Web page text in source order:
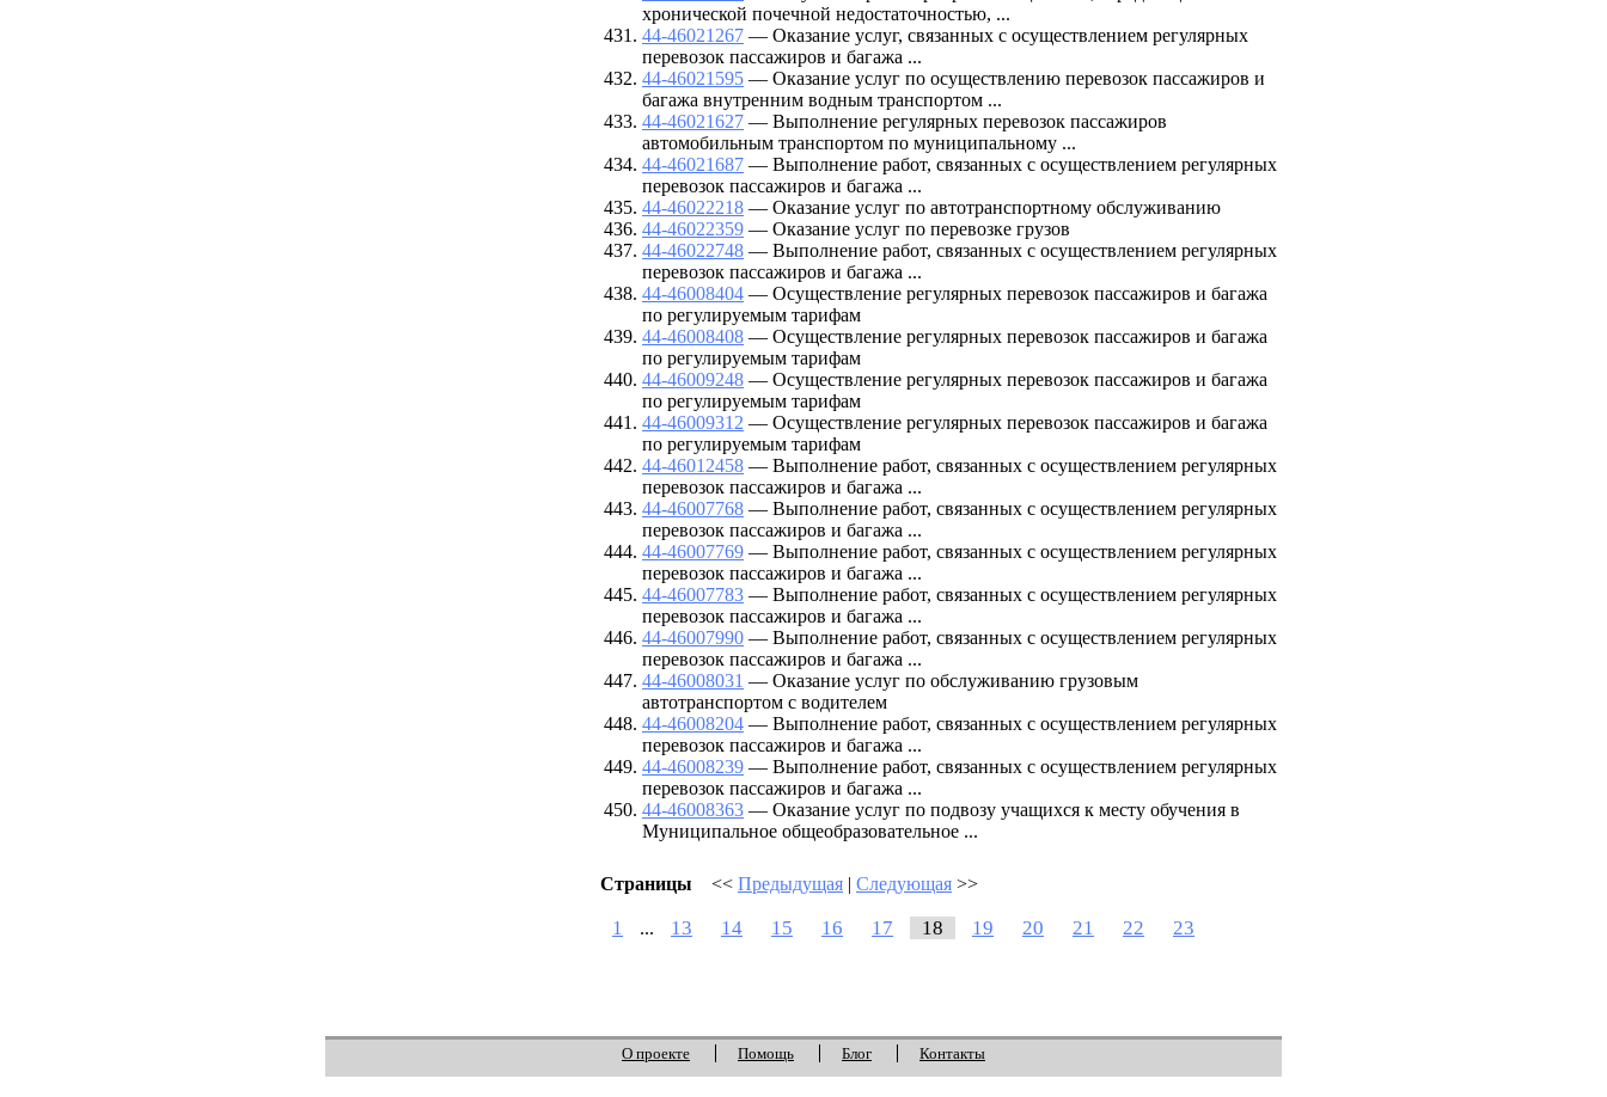
хронической почечной недостаточностью, ...
44-46021267 — Оказание услуг, связанных с осуществлением регулярных
перевозок пассажиров и багажа ...
44-46021595 — Оказание услуг по осуществлению перевозок пассажиров и
багажа внутренним водным транспортом ...
44-46021627 — Выполнение регулярных перевозок пассажиров
автомобильным транспортом по муниципальному ...
44-46021687 — Выполнение работ, связанных с осуществлением регулярных
перевозок пассажиров и багажа ...
44-46022218 — Оказание услуг по автотранспортному обслуживанию
44-46022359 — Оказание услуг по перевозке грузов
44-46022748 — Выполнение работ, связанных с осуществлением регулярных
перевозок пассажиров и багажа ...
44-46008404 — Осуществление регулярных перевозок пассажиров и багажа
по регулируемым тарифам
44-46008408 — Осуществление регулярных перевозок пассажиров и багажа
по регулируемым тарифам
44-46009248 — Осуществление регулярных перевозок пассажиров и багажа
по регулируемым тарифам
44-46009312 — Осуществление регулярных перевозок пассажиров и багажа
по регулируемым тарифам
44-46012458 — Выполнение работ, связанных с осуществлением регулярных
перевозок пассажиров и багажа ...
44-46007768 — Выполнение работ, связанных с осуществлением регулярных
перевозок пассажиров и багажа ...
44-46007769 — Выполнение работ, связанных с осуществлением регулярных
перевозок пассажиров и багажа ...
44-46007783 — Выполнение работ, связанных с осуществлением регулярных
перевозок пассажиров и багажа ...
44-46007990 — Выполнение работ, связанных с осуществлением регулярных
перевозок пассажиров и багажа ...
44-46008031 — Оказание услуг по обслуживанию грузовым
автотранспортом с водителем
44-46008204 — Выполнение работ, связанных с осуществлением регулярных
перевозок пассажиров и багажа ...
44-46008239 — Выполнение работ, связанных с осуществлением регулярных
перевозок пассажиров и багажа ...
44-46008363 — Оказание услуг по подвозу учащихся к месту обучения в
Муниципальное общеобразовательное ...
Страницы << Предыдущая | Следующая >>
1 ... 13 14 15 16 17 18 19 20 21 22 23
О проекте Помощь Блог Контакты